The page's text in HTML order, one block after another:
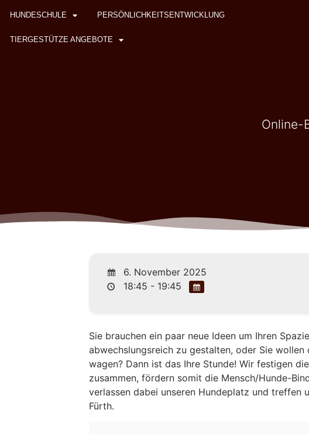
HUNDESCHULE PERSÖNLICHKEITSENTWICKLUNG
TIERGESTÜTZE ANGEBOTE
Online-
6. November 2025
18:45 - 19:45
Sie brauchen ein paar neue Ideen um Ihren
abwechslungsreich zu gestalten, oder Sie
wagen? Dann ist das Ihre Stunde! Wir festigen
zusammen, fördern somit die Mensch/Hunde-
verlassen dabei unseren Hundeplatz und treffen
Fürth.